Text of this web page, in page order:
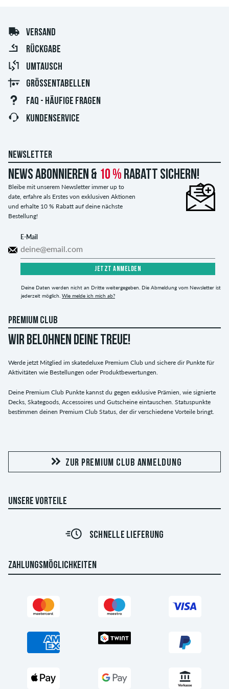
VERSAND
RÜCKGABE
UMTAUSCH
GRÖSSENTABELLEN
FAQ - HÄUFIGE FRAGEN
KUNDENSERVICE
NEWSLETTER
News abonnieren & 10 % Rabatt sichern!
Bleibe mit unserem Newsletter immer up to
date, erfahre als Erstes von exklusiven Aktionen
und erhalte 10 % Rabatt auf deine nächste
Bestellung!
E-Mail
JETZT ANMELDEN
Deine Daten werden nicht an Dritte weitergegeben. Die Abmeldung vom Newsletter ist
jederzeit möglich. Wie melde ich mich ab?
PREMIUM CLUB
WIR BELOHNEN DEINE TREUE!
Werde jetzt Mitglied im skatedeluxe Premium Club und sichere dir Punkte für
Aktivitäten wie Bestellungen oder Produktbewertungen.
Deine Premium Club Punkte kannst du gegen exklusive Prämien, wie signierte
Decks, Skategoods, Accessoires und Gutscheine eintauschen. Statuspunkte
bestimmen deinen Premium Club Status, der dir verschiedene Vorteile bringt.
ZUR PREMIUM CLUB ANMELDUNG
UNSERE VORTEILE
SCHNELLE LIEFERUNG
ZAHLUNGSMÖGLICHKEITEN